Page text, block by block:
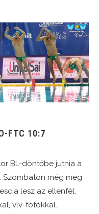
FTC 10:7
BL-döntőbe jutnia a
Szombaton még meg
lesz az ellenfél.
vlv-fotókkal.